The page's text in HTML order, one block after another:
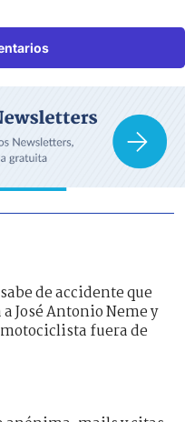
de accidente que
José Antonio Neme y
fuera de